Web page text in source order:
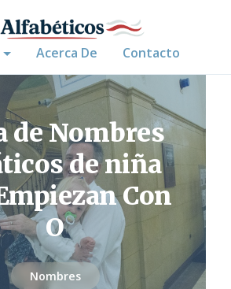
Acerca De Contacto
de Nombres
de niña
Con
O
Nombres